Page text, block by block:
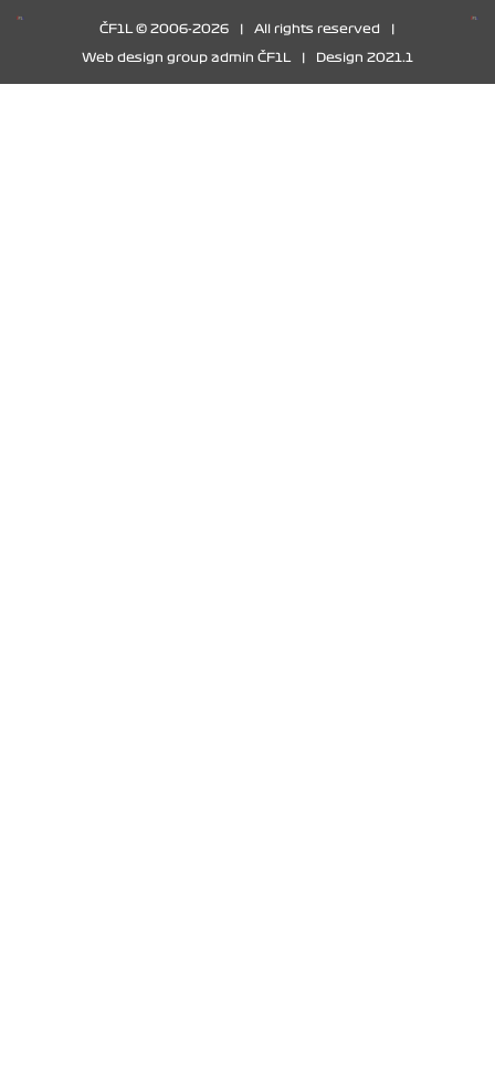
ČF1L © 2006-2026 All rights reserved
Web design group admin ČF1L Design 2021.1